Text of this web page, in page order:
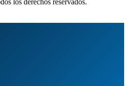
los derechos reservados.